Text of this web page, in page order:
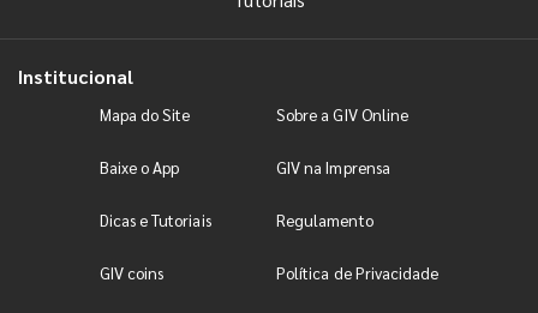
Institucional
Mapa do Site Sobre a GIV Online
Baixe o App GIV na Imprensa
Dicas e Tutoriais Regulamento
GIV coins Política de Privacidade